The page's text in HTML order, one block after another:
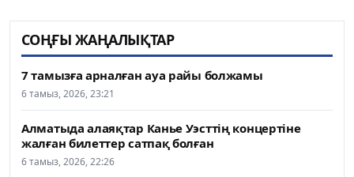
СОҢҒЫ ЖАҢАЛЫҚТАР
7 тамызға арналған ауа райы болжамы
6 тамыз, 2026, 23:21
Алматыда алаяқтар Канье Уэсттің концертіне
жалған билеттер сатпақ болған
6 тамыз, 2026, 22:26